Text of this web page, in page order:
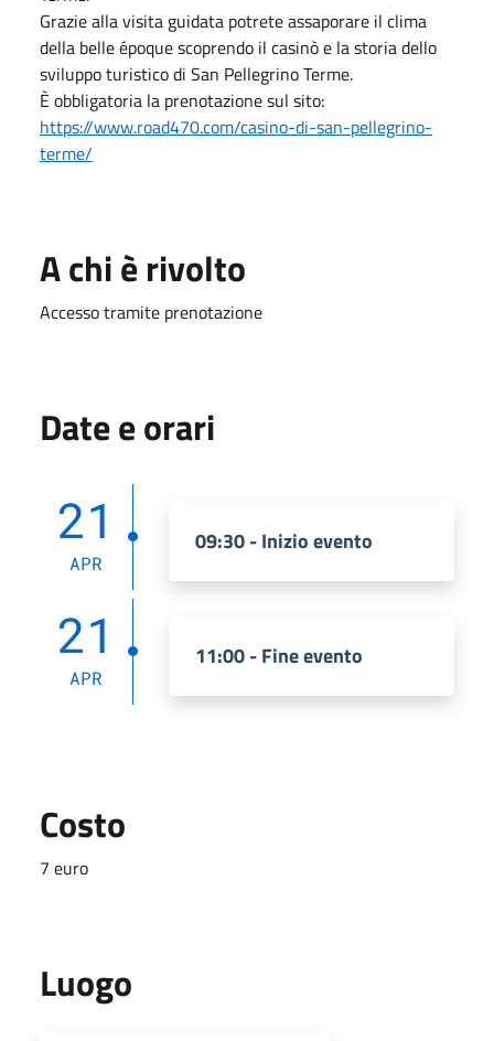
Grazie alla visita guidata potrete assaporare il clima
della belle époque scoprendo il casinò e la storia dello
sviluppo turistico di San Pellegrino Terme.
È obbligatoria la prenotazione sul sito:
https://www.road470.com/casino-di-san-pellegrino-
terme/
A chi è rivolto
Accesso tramite prenotazione
Date e orari
21
APR
09:30 - Inizio evento
21
APR
11:00 - Fine evento
Costo
7 euro
Luogo